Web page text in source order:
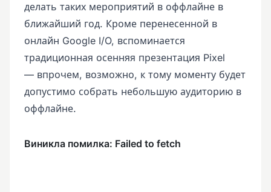
делать таких мероприятий в оффлайне в
ближайший год. Кроме перенесенной в
онлайн Google I/O, вспоминается
традиционная осенняя презентация Pixel
— впрочем, возможно, к тому моменту будет
допустимо собрать небольшую аудиторию в
оффлайне.